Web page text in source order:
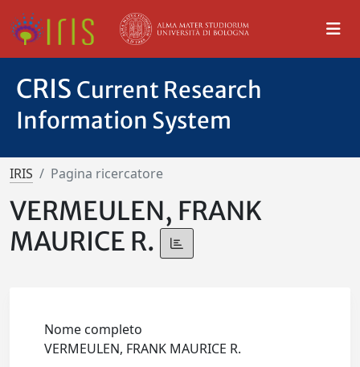
CRIS Current Research
Information System
IRIS Pagina ricercatore
VERMEULEN, FRANK
MAURICE R.
Nome completo
VERMEULEN, FRANK MAURICE R.